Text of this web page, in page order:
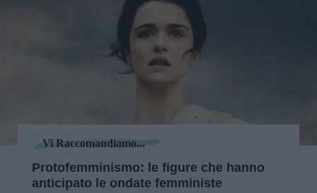
Vi Raccomandiamo...
Protofemminismo: le figure che hanno
anticipato le ondate femministe